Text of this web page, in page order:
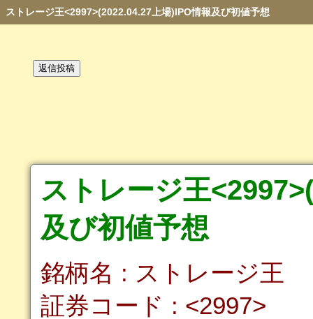
ストレージ王<2997>(2022.04.27上場)IPO情報及び初値予想
ストレージ王
及び初値予想
銘柄名 : ストレージ王
証券コード : <2997>